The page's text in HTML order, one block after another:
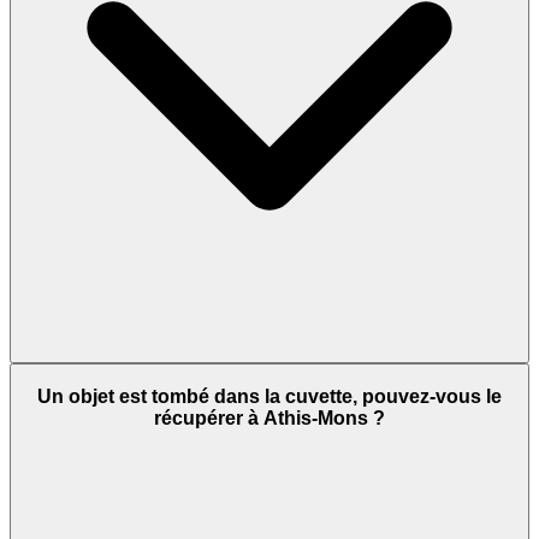
Un objet est tombé dans la cuvette, pouvez-vous le
récupérer à Athis-Mons ?